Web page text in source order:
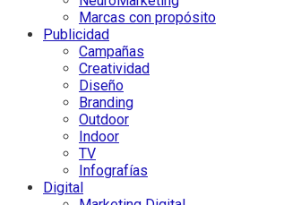
Marcas con propósito
Publicidad
Campañas
Creatividad
Diseño
Branding
Outdoor
Indoor
TV
Infografías
Digital